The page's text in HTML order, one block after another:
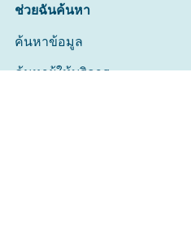
ช่วยฉันค้นหา
ค้นหาข้อมูล
ค้นหาผู้ให้บริการ